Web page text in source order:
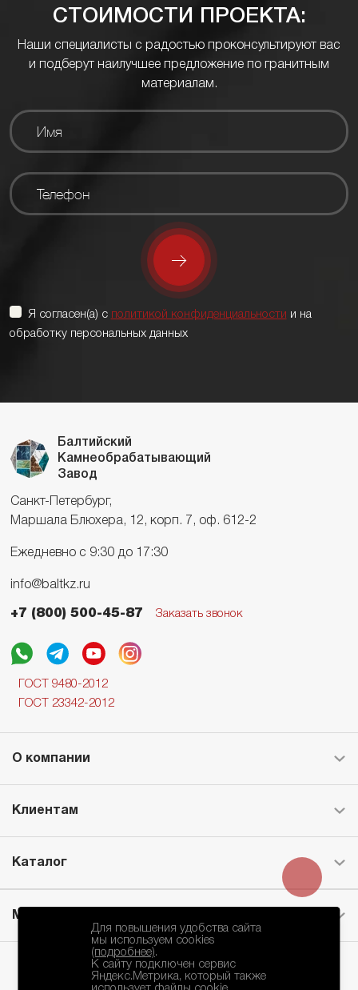
СТОИМОСТИ ПРОЕКТА:
Наши специалисты с радостью проконсультируют вас
и подберут наилучшее предложение по гранитным
материалам.
Я согласен(а) с политикой конфиденциальности и на
обработку персональных данных
Балтийский
Камнеобрабатывающий
Завод
Санкт-Петербург,
Маршала Блюхера, 12, корп. 7, оф. 612-2
Ежедневно с 9:30 до 17:30
info@baltkz.ru
+7 (800) 500-45-87 Заказать звонок
ГОСТ 9480-2012
ГОСТ 23342-2012
О компании
Клиентам
Каталог
Месторождение
Для повышения удобства сайта
мы используем cookies
(подробнее).
К сайту подключен сервис
Яндекс.Метрика, который также